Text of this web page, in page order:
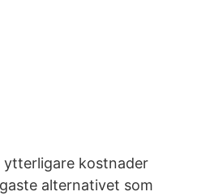
kostnader
alternativet som